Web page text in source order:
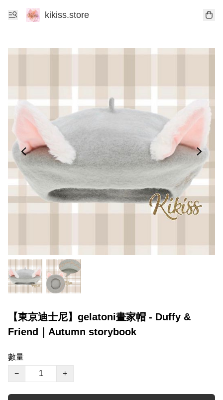
kikiss.store
【東京迪士尼】gelatoni畫家帽 - Duffy &
Friend｜Autumn storybook
數量
−
+